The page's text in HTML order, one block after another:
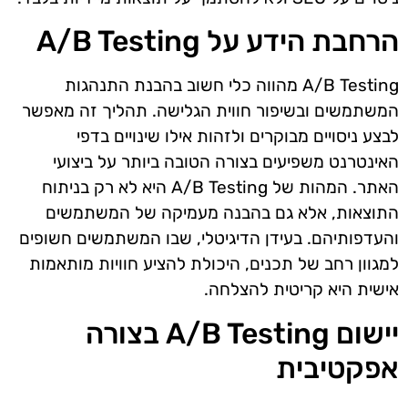
הרחבת הידע על A/B Testing
A/B Testing מהווה כלי חשוב בהבנת התנהגות
המשתמשים ובשיפור חווית הגלישה. תהליך זה מאפשר
לבצע ניסויים מבוקרים ולזהות אילו שינויים בדפי
האינטרנט משפיעים בצורה הטובה ביותר על ביצועי
האתר. המהות של A/B Testing היא לא רק בניתוח
התוצאות, אלא גם בהבנה מעמיקה של המשתמשים
והעדפותיהם. בעידן הדיגיטלי, שבו המשתמשים חשופים
למגוון רחב של תכנים, היכולת להציע חוויות מותאמות
אישית היא קריטית להצלחה.
יישום A/B Testing בצורה
אפקטיבית